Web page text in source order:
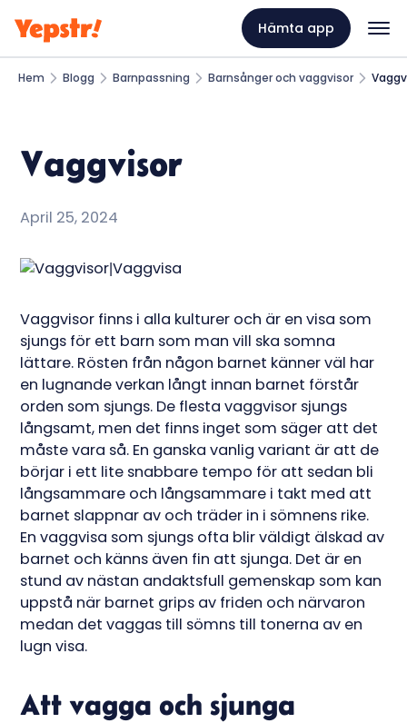
Hämta app
Hem Blogg Barnpassning Barnsånger och vaggvisor
Vaggvisor
April 25, 2024
Vaggvisor finns i alla kulturer och är en visa som
sjungs för ett barn som man vill ska somna
lättare. Rösten från någon barnet känner väl har
en lugnande verkan långt innan barnet förstår
orden som sjungs. De flesta vaggvisor sjungs
långsamt, men det finns inget som säger att det
måste vara så. En ganska vanlig variant är att de
börjar i ett lite snabbare tempo för att sedan bli
långsammare och långsammare i takt med att
barnet slappnar av och träder in i sömnens rike.
En vaggvisa som sjungs ofta blir väldigt älskad av
barnet och känns även fin att sjunga. Det är en
stund av nästan andaktsfull gemenskap som kan
uppstå när barnet grips av friden och närvaron
medan det vaggas till sömns till tonerna av en
lugn visa.
Att vagga och sjunga